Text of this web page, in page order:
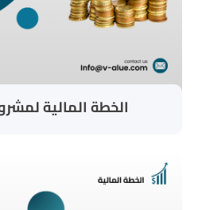
الخطة المالية